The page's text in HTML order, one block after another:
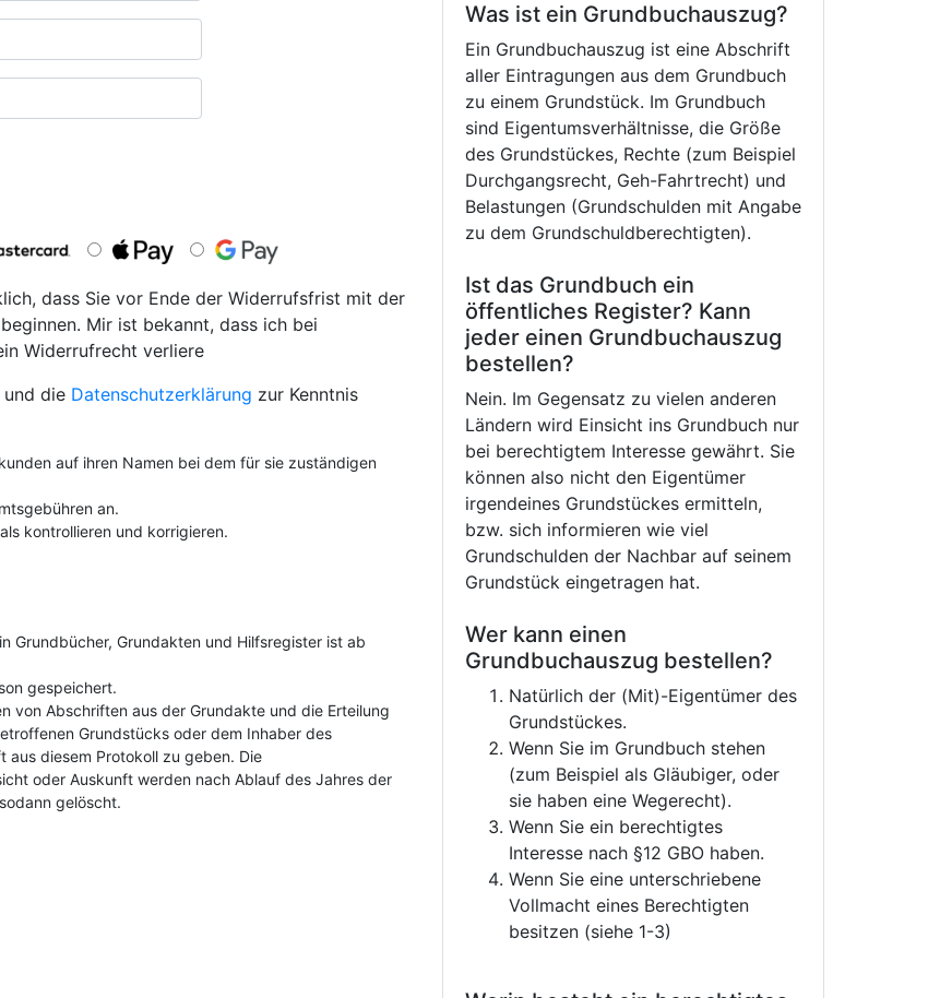
dass Sie vor Ende der Widerrufsfrist mit der
Mir ist bekannt, dass ich bei
Widerrufrecht verliere
und die Datenschutzerklärung zur Kenntnis
auf ihren Namen bei dem für sie zuständigen
an.
kontrollieren und korrigieren.
Grundbücher, Grundakten und Hilfsregister ist ab
gespeichert.
von Abschriften aus der Grundakte und die Erteilung
Grundstücks oder dem Inhaber des
aus diesem Protokoll zu geben. Die
oder Auskunft werden nach Ablauf des Jahres der
gelöscht.
Was ist ein Grundbuchauszug?
Ein Grundbuchauszug ist eine Abschrift
aller Eintragungen aus dem Grundbuch
zu einem Grundstück. Im Grundbuch
sind Eigentumsverhältnisse, die Größe
des Grundstückes, Rechte (zum Beispiel
Durchgangsrecht, Geh-Fahrtrecht) und
Belastungen (Grundschulden mit Angabe
zu dem Grundschuldberechtigten).
Ist das Grundbuch ein
öffentliches Register? Kann
jeder einen Grundbuchauszug
bestellen?
Nein. Im Gegensatz zu vielen anderen
Ländern wird Einsicht ins Grundbuch nur
bei berechtigtem Interesse gewährt. Sie
können also nicht den Eigentümer
irgendeines Grundstückes ermitteln,
bzw. sich informieren wie viel
Grundschulden der Nachbar auf seinem
Grundstück eingetragen hat.
Wer kann einen
Grundbuchauszug bestellen?
Natürlich der (Mit)-Eigentümer des
Grundstückes.
Wenn Sie im Grundbuch stehen
(zum Beispiel als Gläubiger, oder
sie haben eine Wegerecht).
Wenn Sie ein berechtigtes
Interesse nach §12 GBO haben.
Wenn Sie eine unterschriebene
Vollmacht eines Berechtigten
besitzen (siehe 1-3)